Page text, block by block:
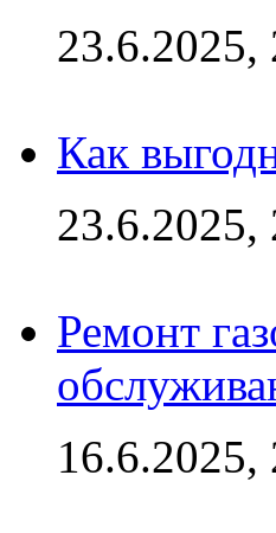
23.6.2025,
Как
23.6.2025,
Ремонт
16.6.2025,